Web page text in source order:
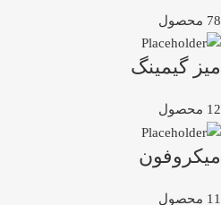
78 محصول
میز گیمینگ
12 محصول
میکروفون
11 محصول